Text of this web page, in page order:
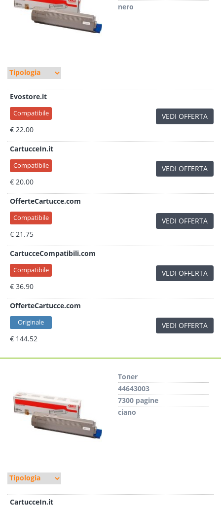
nero
Evostore.it
Compatibile
€ 22.00
VEDI OFFERTA
CartucceIn.it
Compatibile
€ 20.00
VEDI OFFERTA
OfferteCartucce.com
Compatibile
€ 21.75
VEDI OFFERTA
CartucceCompatibili.com
Compatibile
€ 36.90
VEDI OFFERTA
OfferteCartucce.com
Originale
€ 144.52
VEDI OFFERTA
Toner
44643003
7300 pagine
ciano
CartucceIn.it